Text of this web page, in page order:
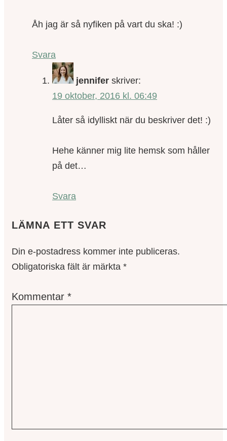
Åh jag är så nyfiken på vart du ska! :)
Svara
jennifer skriver:
19 oktober, 2016 kl. 06:49
Låter så idylliskt när du beskriver det! :)
Hehe känner mig lite hemsk som håller
på det…
Svara
LÄMNA ETT SVAR
Din e-postadress kommer inte publiceras.
Obligatoriska fält är märkta *
Kommentar *